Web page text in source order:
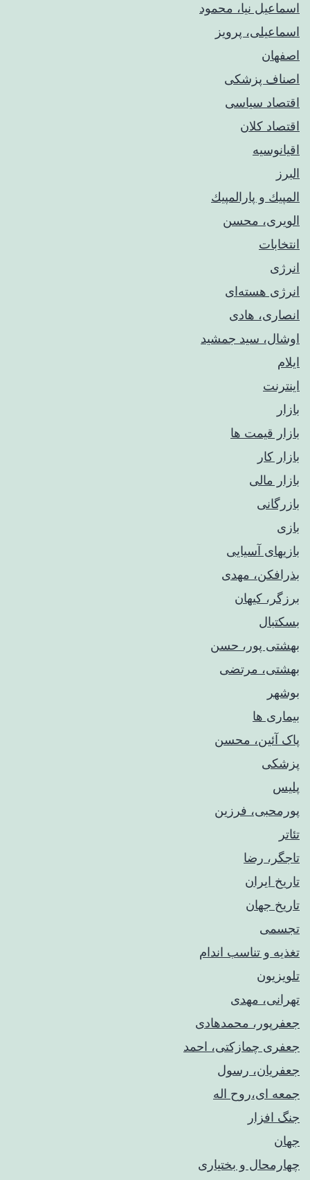
اسماعیل نیا، محمود
اسماعیلی، پرویز
اصفهان
اصناف پزشکی
اقتصاد سیاسی
اقتصاد کلان
اقیانوسیه
البرز
المپيك و پارالمپيك
الویری، محسن
انتخابات
انرژی
انرژی هسته‌ای
انصاری، هادی
اوشال، سید جمشید
ایلام
اینترنت
بازار
بازار قیمت ها
بازار کار
بازار مالی
بازرگانی
بازی
بازیهای آسیایی
بذرافکن، مهدی
برزگر، کیهان
بسکتبال
بهشتی پور، حسن
بهشتی، مرتضی
بوشهر
بیماری ها
پاک آئین، محسن
پزشکی
پلیس
پورمحبی، فرزین
تئاتر
تاجگر، رضا
تاریخ ایران
تاریخ جهان
تجسمی
تغذیه و تناسب اندام
تلویزیون
تهرانی، مهدی
جعفرپور، محمدهادی
جعفری چمازکتی، احمد
جعفریان، رسول
جمعه ای،روح اله
جنگ افزار
جهان
چهارمحال و بختیاری